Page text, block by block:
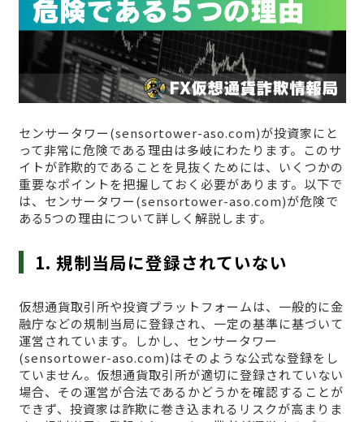
センサータワー(sensortower-aso.com)が投資家にと
って非常に危険である理由は多岐にわたります。このサ
イトが詐欺的であることを見抜くためには、いくつかの
重要なポイントを把握しておく必要があります。以下で
は、センサータワー(sensortower-aso.com)が危険で
ある5つの理由について詳しく解説します。
1. 規制当局に登録されていない
仮想通貨取引所や投資プラットフォームは、一般的に金
融庁などの規制当局に登録され、一定の基準に基づいて
運営されています。しかし、センサータワー
(sensortower-aso.com)はそのような公式な登録をし
ていません。仮想通貨取引所が適切に登録されていない
場合、その運営が合法であるかどうかを確認することが
できず、投資家は詐欺に巻き込まれるリスクが高まりま